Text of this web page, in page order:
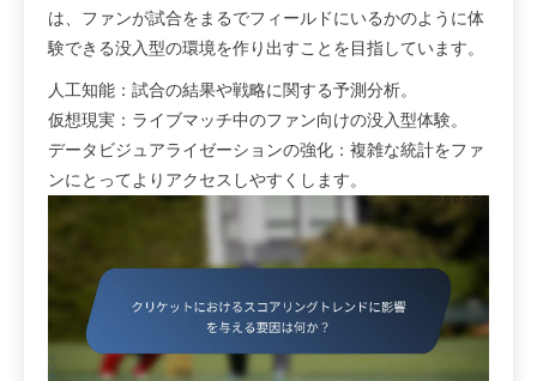
は、ファンが試合をまるでフィールドにいるかのように体
験できる没入型の環境を作り出すことを目指しています。
人工知能：試合の結果や戦略に関する予測分析。
仮想現実：ライブマッチ中のファン向けの没入型体験。
データビジュアライゼーションの強化：複雑な統計をファ
ンにとってよりアクセスしやすくします。